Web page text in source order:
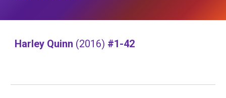
Harley Quinn (2016) #1-42